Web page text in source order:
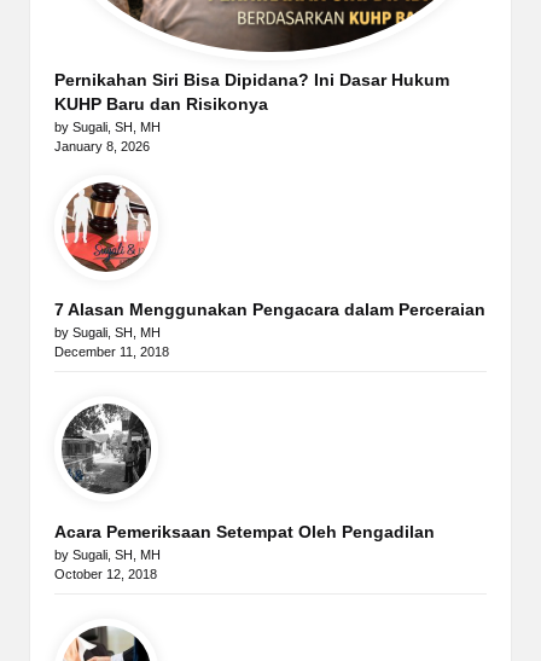
Pernikahan Siri Bisa Dipidana? Ini Dasar Hukum
KUHP Baru dan Risikonya
by Sugali, SH, MH
January 8, 2026
7 Alasan Menggunakan Pengacara dalam Perceraian
by Sugali, SH, MH
December 11, 2018
Acara Pemeriksaan Setempat Oleh Pengadilan
by Sugali, SH, MH
October 12, 2018